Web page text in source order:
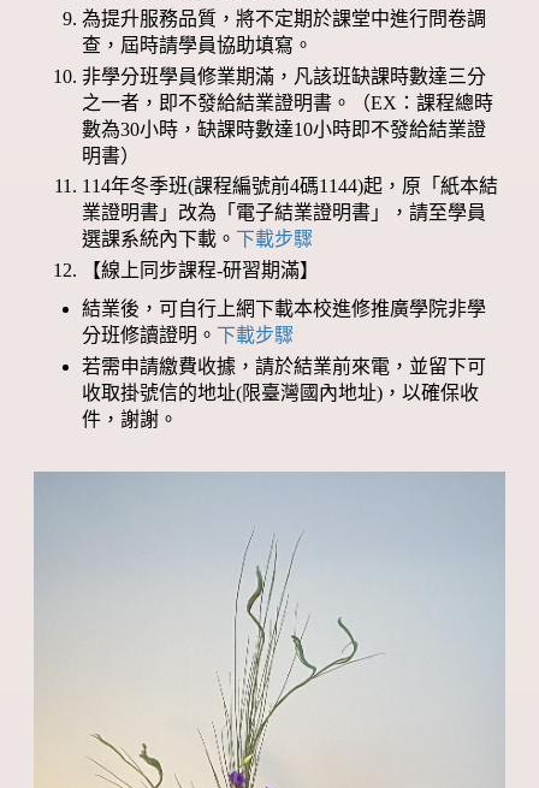
為提升服務品質，將不定期於課堂中進行問卷調
查，屆時請學員協助填寫。
非學分班學員修業期滿，凡該班缺課時數達三分
之一者，即不發給結業證明書。（EX：課程總時
數為30小時，缺課時數達10小時即不發給結業證
明書）
114年冬季班(課程編號前4碼1144)起，原「紙本結
業證明書」改為「電子結業證明書」，請至學員
選課系統內下載。 下載步驟
【線上同步課程-研習期滿】
結業後，可自行上網下載本校進修推廣學院非學
分班修讀證明。 下載步驟
若需申請繳費收據，請於結業前來電，並留下可
收取掛號信的地址(限臺灣國內地址)，以確保收
件，謝謝。